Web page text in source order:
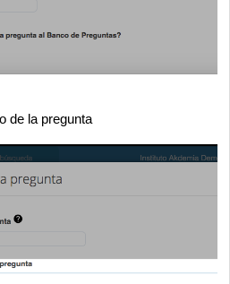
de la pregunta